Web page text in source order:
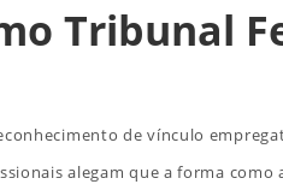
Tribunal
de vínculo
alegam que a forma